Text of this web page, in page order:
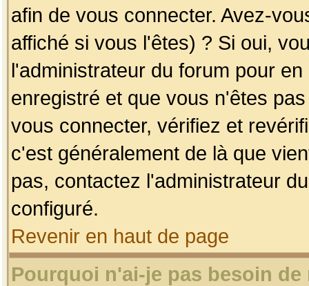
afin de vous connecter. Avez-
affiché si vous l'êtes) ? Si oui,
l'administrateur du forum pour
enregistré et que vous n'êtes
vous connecter, vérifiez et
c'est généralement de là que
pas, contactez l'administrateur
configuré.
Revenir en haut de page
Pourquoi n'ai-je pas besoin